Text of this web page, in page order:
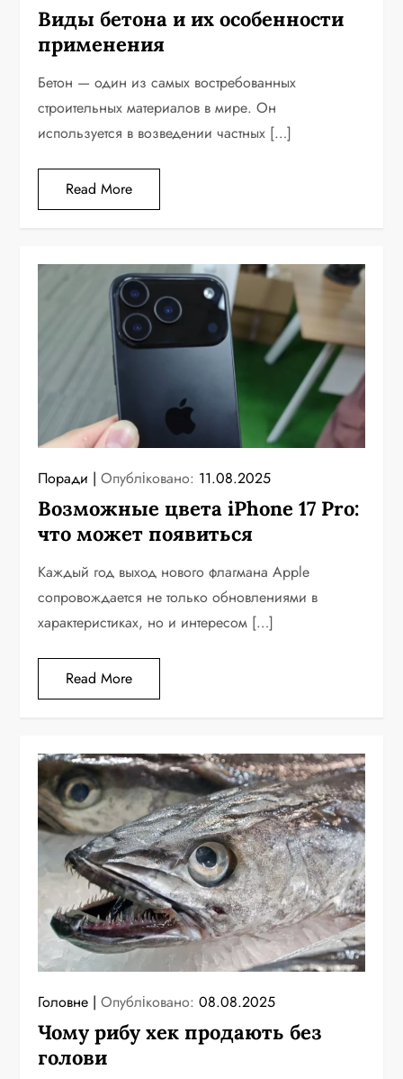
Виды бетона и их особенности
применения
Бетон — один из самых востребованных
строительных материалов в мире. Он
используется в возведении частных […]
Read More
Поради Опубліковано: 11.08.2025
Возможные цвета iPhone 17 Pro:
что может появиться
Каждый год выход нового флагмана Apple
сопровождается не только обновлениями в
характеристиках, но и интересом […]
Read More
Головне Опубліковано:08.08.2025
Чому рибу хек продають без
голови